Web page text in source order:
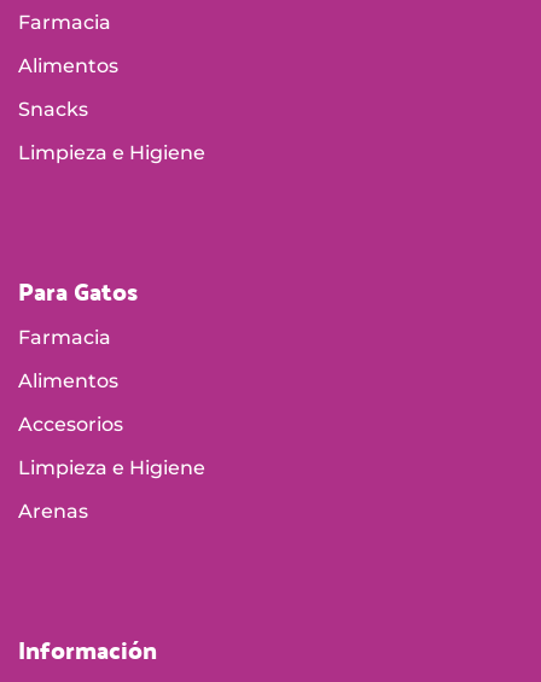
Farmacia
Alimentos
Snacks
Limpieza e Higiene
Para Gatos
Farmacia
Alimentos
Accesorios
Limpieza e Higiene
Arenas
Información